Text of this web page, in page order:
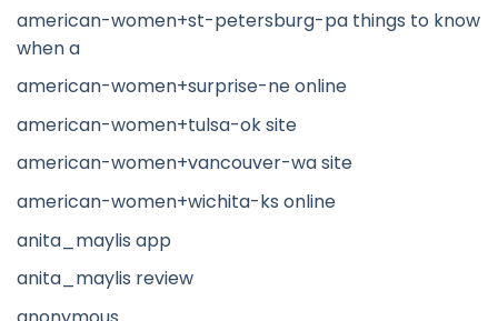
american-women+st-petersburg-pa things to know
when a
american-women+surprise-ne online
american-women+tulsa-ok site
american-women+vancouver-wa site
american-women+wichita-ks online
anita_maylis app
anita_maylis review